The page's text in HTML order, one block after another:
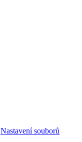
Nastavení souborů